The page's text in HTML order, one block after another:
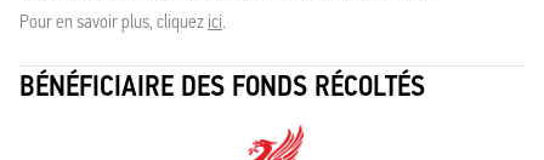
Pour en savoir plus, cliquez ici.
BÉNÉFICIAIRE DES FONDS RÉCOLTÉS